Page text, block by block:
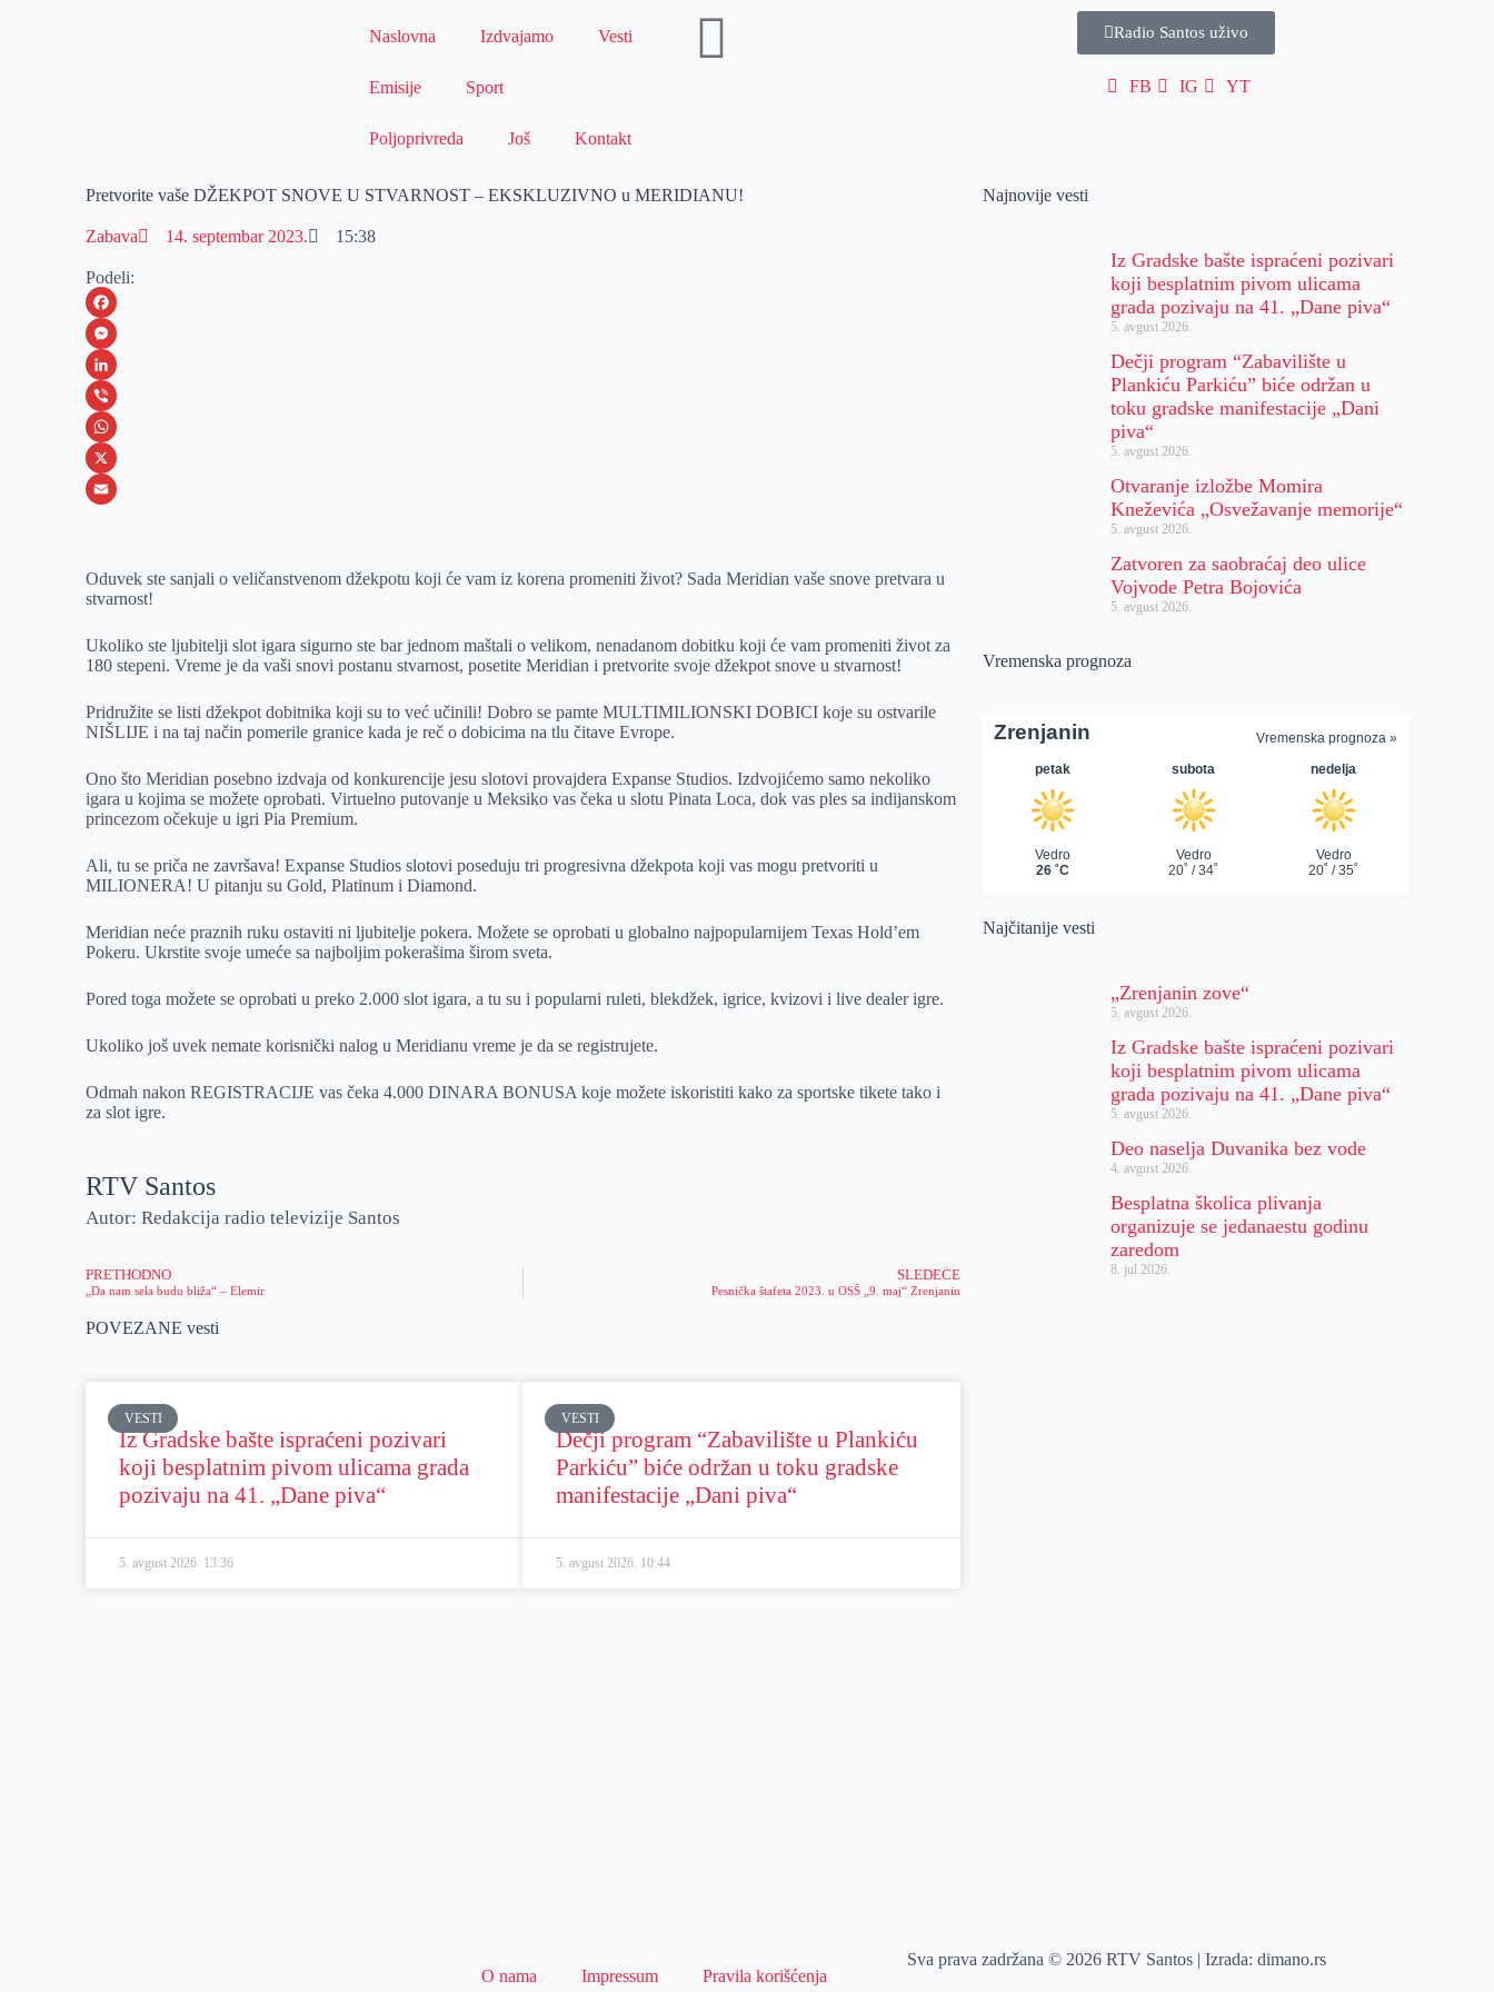
Naslovna Izdvajamo Vesti
Emisije Sport
Poljoprivreda Još Kontakt
Radio Santos uživo
FB IG YT
Pretvorite vaše DŽEKPOT SNOVE U STVARNOST – EKSKLUZIVNO u MERIDIANU!
Zabava 14. septembar 2023. 15:38
Podeli:
F
a
c
e
b
o
M
e
s
s
e
e
L
i
n
k
I
V
i
b
W
h
s
p
p
X
a
l
Oduvek ste sanjali o veličanstvenom džekpotu koji će vam iz korena promeniti život? Sada Meridian vaše snove pretvara u
stvarnost!
Ukoliko ste ljubitelji slot igara sigurno ste bar jednom maštali o velikom, nenadanom dobitku koji će vam promeniti život za
180 stepeni. Vreme je da vaši snovi postanu stvarnost, posetite Meridian i pretvorite svoje džekpot snove u stvarnost!
Pridružite se listi džekpot dobitnika koji su to već učinili! Dobro se pamte MULTIMILIONSKI DOBICI koje su ostvarile
NIŠLIJE i na taj način pomerile granice kada je reč o dobicima na tlu čitave Evrope.
Ono što Meridian posebno izdvaja od konkurencije jesu slotovi provajdera Expanse Studios. Izdvojićemo samo nekoliko
igara u kojima se možete oprobati. Virtuelno putovanje u Meksiko vas čeka u slotu Pinata Loca, dok vas ples sa indijanskom
princezom očekuje u igri Pia Premium.
Ali, tu se priča ne završava! Expanse Studios slotovi poseduju tri progresivna džekpota koji vas mogu pretvoriti u
MILIONERA! U pitanju su Gold, Platinum i Diamond.
Meridian neće praznih ruku ostaviti ni ljubitelje pokera. Možete se oprobati u globalno najpopularnijem Texas Hold’em
Pokeru. Ukrstite svoje umeće sa najboljim pokerašima širom sveta.
Pored toga možete se oprobati u preko 2.000 slot igara, a tu su i popularni ruleti, blekdžek, igrice, kvizovi i live dealer igre.
Ukoliko još uvek nemate korisnički nalog u Meridianu vreme je da se registrujete.
Odmah nakon REGISTRACIJE vas čeka 4.000 DINARA BONUSA koje možete iskoristiti kako za sportske tikete tako i
za slot igre.
RTV Santos
Autor: Redakcija radio televizije Santos
PRETHODNO
„Da nam sela budu bliža“ – Elemir
SLEDEĆE
Pesnička štafeta 2023. u OSŠ „9. maj“ Zrenjanin
POVEZANE vesti
VESTI
Iz Gradske bašte ispraćeni pozivari
koji besplatnim pivom ulicama grada
pozivaju na 41. „Dane piva“
5. avgust 2026. 13:36
VESTI
Dečji program “Zabavilište u Plankiću
Parkiću” biće održan u toku gradske
manifestacije „Dani piva“
5. avgust 2026. 10:44
Najnovije vesti
Iz Gradske bašte ispraćeni pozivari
koji besplatnim pivom ulicama
grada pozivaju na 41. „Dane piva“
5. avgust 2026.
Dečji program “Zabavilište u
Plankiću Parkiću” biće održan u
toku gradske manifestacije „Dani
piva“
5. avgust 2026.
Otvaranje izložbe Momira
Kneževića „Osvežavanje memorije“
5. avgust 2026.
Zatvoren za saobraćaj deo ulice
Vojvode Petra Bojovića
5. avgust 2026.
Vremenska prognoza
Najčitanije vesti
„Zrenjanin zove“
5. avgust 2026.
Iz Gradske bašte ispraćeni pozivari
koji besplatnim pivom ulicama
grada pozivaju na 41. „Dane piva“
5. avgust 2026.
Deo naselja Duvanika bez vode
4. avgust 2026.
Besplatna školica plivanja
organizuje se jedanaestu godinu
zaredom
8. jul 2026.
O nama Impressum Pravila korišćenja
Sva prava zadržana © 2026 RTV Santos | Izrada:dimano.rs